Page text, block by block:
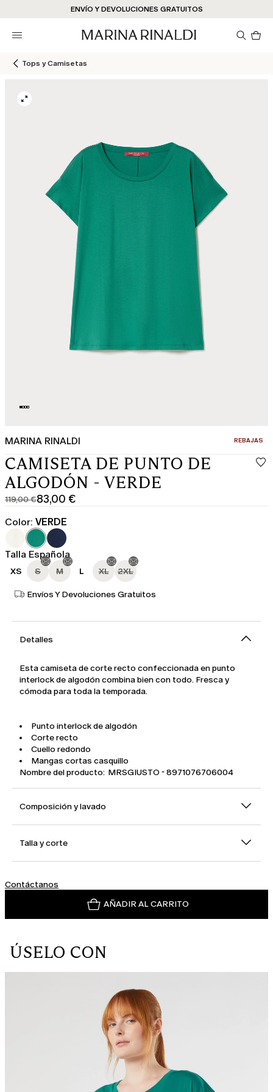
ENVÍO Y DEVOLUCIONES GRATUITOS
¿No tienes una cuenta? REGÍSTRATE AHORA
STORE LOCATOR
Tops y Camisetas
MARINA RINALDI CATEGORÍA:
REBAJAS
CAMISETA DE PUNTO DE
ALGODÓN - VERDE
119,00 €
Precio
original
119,00
83,00 €
Precio
actual
83,00
Color: VERDE
Talla Española
XS S M L XL 2XL
Envíos Y Devoluciones Gratuitos
Detalles
Esta camiseta de corte recto confeccionada en punto
interlock de algodón combina bien con todo. Fresca y
cómoda para toda la temporada.
Punto interlock de algodón
Corte recto
Cuello redondo
Mangas cortas casquillo
Nombre del producto: MRSGIUSTO - 8971076706004
Composición y lavado
Talla y corte
Contáctanos
AÑADIR AL CARRITO
ÚSELO CON